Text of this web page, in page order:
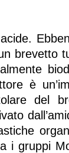
brevetto
è
del
i gruppi